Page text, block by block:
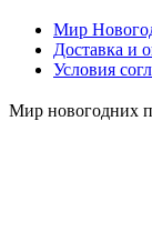
Мир
Доставка и
Условия
Мир новогодних